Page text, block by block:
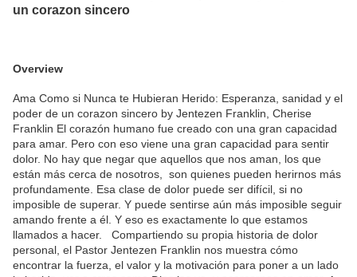
un corazon sincero
Overview
Ama Como si Nunca te Hubieran Herido: Esperanza, sanidad y el
poder de un corazon sincero by Jentezen Franklin, Cherise
Franklin El corazón humano fue creado con una gran capacidad
para amar. Pero con eso viene una gran capacidad para sentir
dolor. No hay que negar que aquellos que nos aman, los que
están más cerca de nosotros, son quienes pueden herirnos más
profundamente. Esa clase de dolor puede ser difícil, si no
imposible de superar. Y puede sentirse aún más imposible seguir
amando frente a él. Y eso es exactamente lo que estamos
llamados a hacer. Compartiendo su propia historia de dolor
personal, el Pastor Jentezen Franklin nos muestra cómo
encontrar la fuerza, el valor y la motivación para poner a un lado